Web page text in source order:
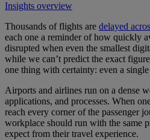
Insights overview
Thousands of flights are delayed
each one a reminder of how quickly
disrupted when even the smallest
while we can’t predict the exact
one thing with certainty: even a
Airports and airlines run on a dense
applications, and processes. When
reach every corner of the passenger
workplace should run with the same
expect from their travel experience.